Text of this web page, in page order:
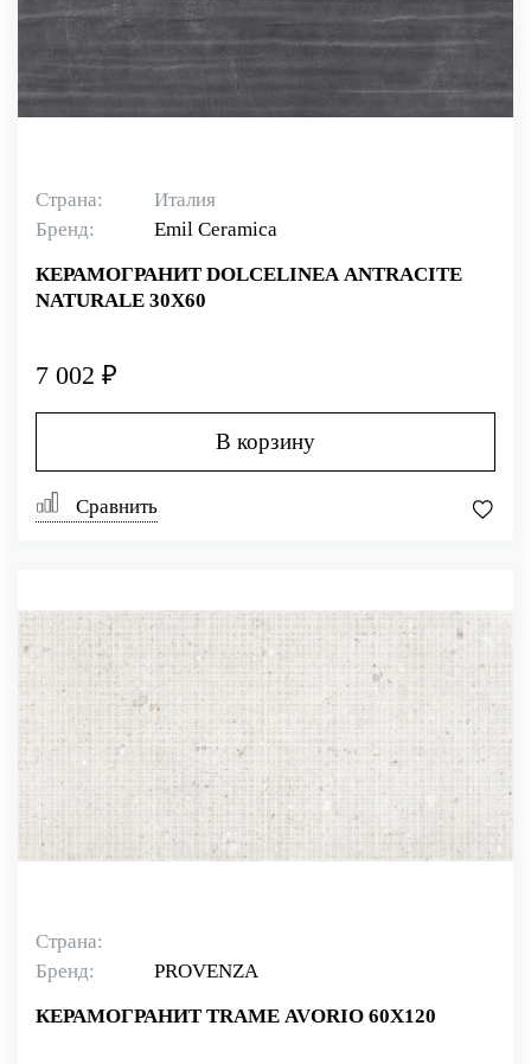
Страна:
Италия
Бренд:
Emil Ceramica
КЕРАМОГРАНИТ DOLCELINEA ANTRACITE
NATURALE 30X60
7 002 ₽
В корзину
Сравнить
Страна:
Бренд:
PROVENZA
КЕРАМОГРАНИТ TRAME AVORIO 60X120